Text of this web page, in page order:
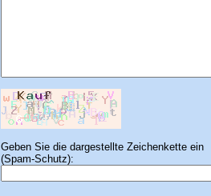
Geben Sie die dargestellte Zeichenkette ein
(Spam-Schutz):